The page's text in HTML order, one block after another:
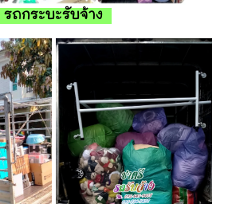
รถกระบะรับจ้าง